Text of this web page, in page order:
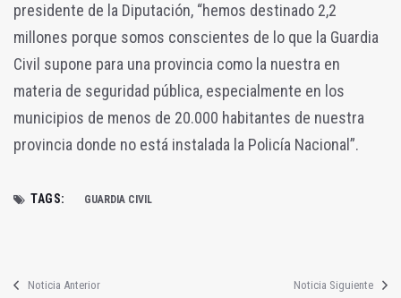
presidente de la Diputación, “hemos destinado 2,2
millones porque somos conscientes de lo que la Guardia
Civil supone para una provincia como la nuestra en
materia de seguridad pública, especialmente en los
municipios de menos de 20.000 habitantes de nuestra
provincia donde no está instalada la Policía Nacional”.
TAGS: GUARDIA CIVIL
Noticia Anterior Noticia Siguiente